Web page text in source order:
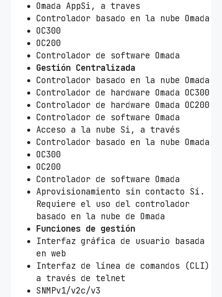
Omada AppSi, a traves
Controlador basado en la nube Omada
OC300
OC200
Controlador de software Omada
Gestión Centralizada
Controlador basado en la nube Omada
Controlador de hardware Omada OC300
Controlador de hardware Omada OC200
Controlador de software Omada
Acceso a la nube Si, a través
Controlador basado en la nube Omada
OC300
OC200
Controlador de software Omada
Aprovisionamiento sin contacto Sí.
Requiere el uso del controlador
basado en la nube de Omada
Funciones de gestión
Interfaz gráfica de usuario basada
en web
Interfaz de línea de comandos (CLI)
a través de telnet
SNMPv1/v2c/v3